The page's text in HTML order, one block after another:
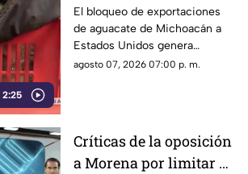
2:25
el bloqueo de Estados
Unidos al aguacate de
Michoacán
El bloqueo de exportaciones
de aguacate de Michoacán a
Estados Unidos genera
pérdidas millonarias.
agosto 07, 2026 07:00 p. m.
Críticas de la oposición
a Morena por limitar el